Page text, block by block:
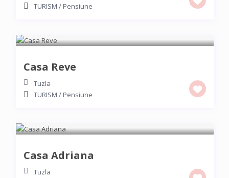
TURISM / Pensiune
Casa Reve
Tuzla
TURISM / Pensiune
Casa Adriana
Tuzla